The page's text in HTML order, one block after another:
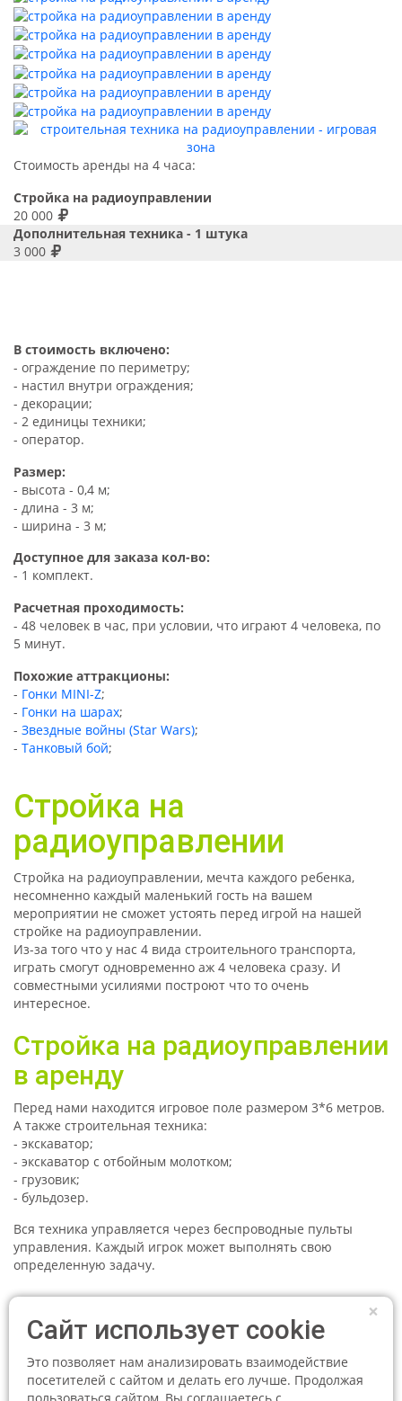
Стоимость аренды на 4 часа:
Стройка на радиоуправлении
20 000
Дополнительная техника - 1 штука
3 000
В стоимость включено:
- ограждение по периметру;
- настил внутри ограждения;
- декорации;
- 2 единицы техники;
- оператор.
Размер:
- высота - 0,4 м;
- длина - 3 м;
- ширина - 3 м;
Доступное для заказа кол-во:
- 1 комплект.
Расчетная проходимость:
- 48 человек в час, при условии, что играют 4 человека, по
5 минут.
Похожие аттракционы:
- Гонки MINI-Z;
- Гонки на шарах;
- Звездные войны (Star Wars);
- Танковый бой;
Стройка на
радиоуправлении
Стройка на радиоуправлении, мечта каждого ребенка,
несомненно каждый маленький гость на вашем
мероприятии не сможет устоять перед игрой на нашей
стройке на радиоуправлении.
Из-за того что у нас 4 вида строительного транспорта,
играть смогут одновременно аж 4 человека сразу. И
совместными усилиями построют что то очень
интересное.
Стройка на радиоуправлении
в аренду
Перед нами находится игровое поле размером 3*6 метров.
А также строительная техника:
- экскаватор;
- экскаватор с отбойным молотком;
- грузовик;
- бульдозер.
Вся техника управляется через беспроводные пульты
управления. Каждый игрок может выполнять свою
определенную задачу.
Сколько человек может
одновременно играть в
стройку на
×
Сайт использует cookie
Это позволяет нам анализировать взаимодействие
посетителей с сайтом и делать его лучше. Продолжая